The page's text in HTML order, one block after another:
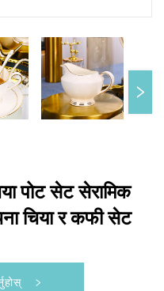
पोट सेट सेरामिक
चिया र कफी सेट